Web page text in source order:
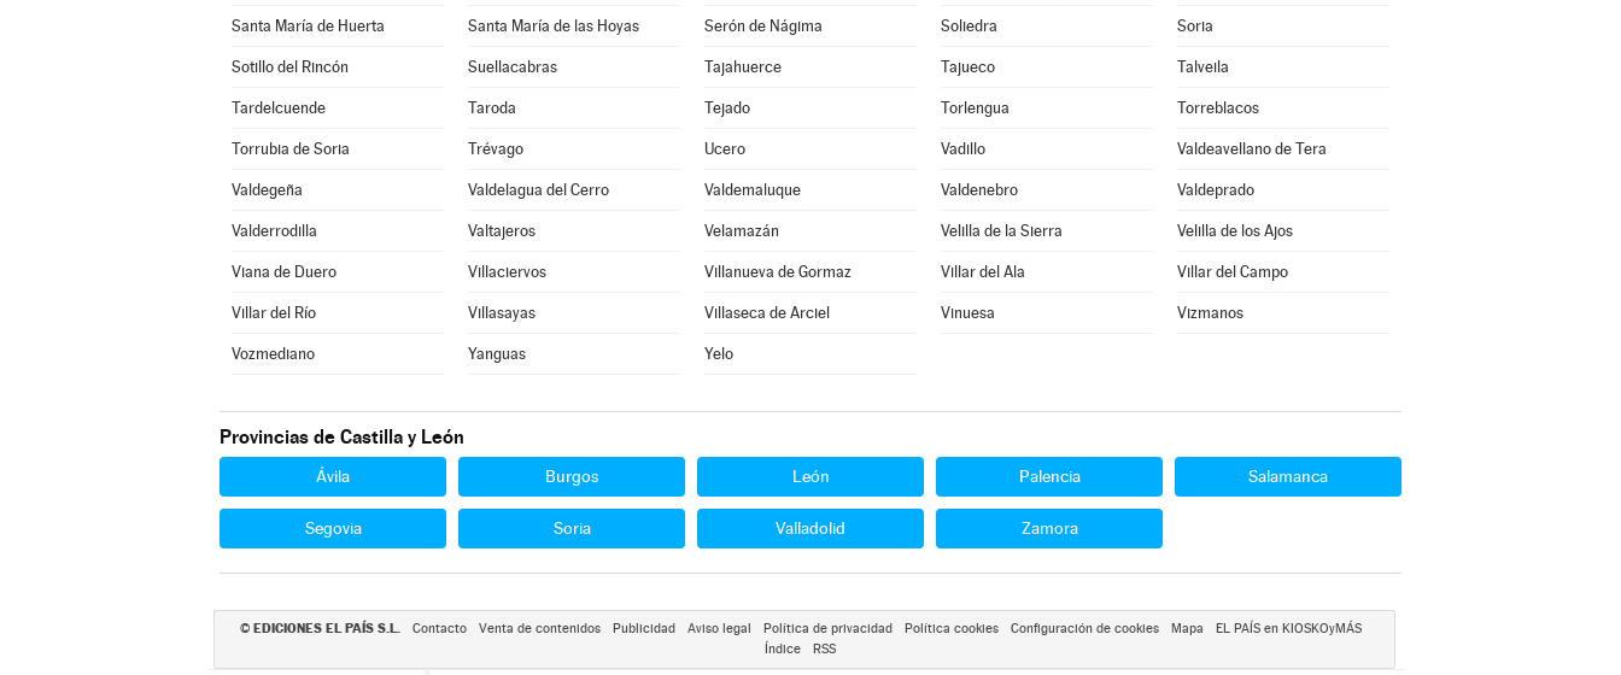
Santa María de Huerta Santa María de las Hoyas Serón de Nágima Soliedra Soria
Sotillo del Rincón Suellacabras Tajahuerce Tajueco Talveila
Tardelcuende Taroda Tejado Torlengua Torreblacos
Torrubia de Soria Trévago Ucero Vadillo Valdeavellano de Tera
Valdegeña Valdelagua del Cerro Valdemaluque Valdenebro Valdeprado
Valderrodilla Valtajeros Velamazán Velilla de la Sierra Velilla de los Ajos
Viana de Duero Villaciervos Villanueva de Gormaz Villar del Ala Villar del Campo
Villar del Río Villasayas Villaseca de Arciel Vinuesa Vizmanos
Vozmediano Yanguas Yelo
Provincias de Castilla y León
Ávila Burgos León Palencia Salamanca
Segovia Soria Valladolid Zamora
© EDICIONES EL PAÍS S.L. Contacto Venta de contenidos Publicidad Aviso legal Política de privacidad Política cookies Configuración de cookies Mapa
EL PAÍS en KIOSKOyMÁS
Índice
RSS